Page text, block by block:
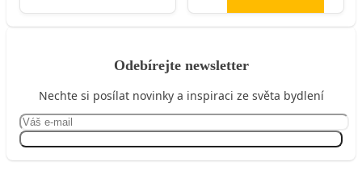
Odebírejte newsletter
Nechte si posílat novinky a inspiraci ze světa bydlení